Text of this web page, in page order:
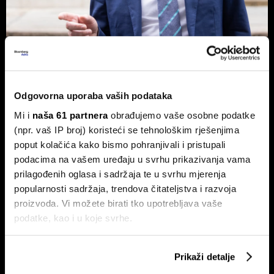
Odgovorna uporaba vaših podataka
Mi i naša 61 partneraobrađujemo vaše osobne podatke
(npr. vaš IP broj) koristeći se tehnološkim rješenjima
poput kolačića kako bismo pohranjivali i pristupali
podacima na vašem uređaju u svrhu prikazivanja vama
prilagođenih oglasa i sadržaja te u svrhu mjerenja
popularnosti sadržaja, trendova čitateljstva i razvoja
proizvoda. Vi možete birati tko upotrebljava vaše
podatke, kao i u koje svrhe.
Prikupljati podatke o vašoj geografskoj lokaciji,
Prikaži detalje
Novog britanskog premijera čeka
prazna blagajna - Burnham planira
Pad vlade Keira Starmera i uspon Andyja Burnhama kao
najizglednijeg nasljednika otvorili su ozbiljna pitanja o
budućnosti ekonomske politike UK-a.
Hoće li Trump završiti rat prije
nego što mu završi mandat?